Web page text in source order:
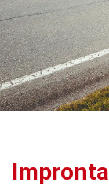
Impronta